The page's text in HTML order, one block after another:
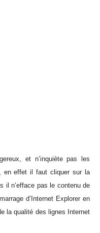
et n’inquiète pas les
en effet il faut cliquer sur la
il n’efface pas le contenu de
d’Internet Explorer en
la qualité des lignes Internet